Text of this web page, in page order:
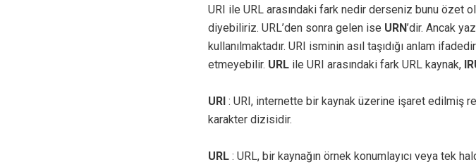
URI ile URL arasındaki fark nedir derseniz bunu özet
diyebiliriz. URL’den sonra gelen ise URN’dir. Ancak
kullanılmaktadır. URI isminin asıl taşıdığı anlam
etmeyebilir. URL ile URI arasındaki fark URL kaynak,
URI : URI, internette bir kaynak üzerine işaret edilmiş
karakter dizisidir.
URL : URL, bir kaynağın örnek konumlayıcı veya tek